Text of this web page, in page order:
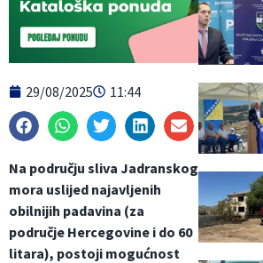
29/08/2025 11:44
Na području sliva Jadranskog
mora uslijed najavljenih
obilnijih padavina (za
područje Hercegovine i do 60
litara), postoji mogućnost